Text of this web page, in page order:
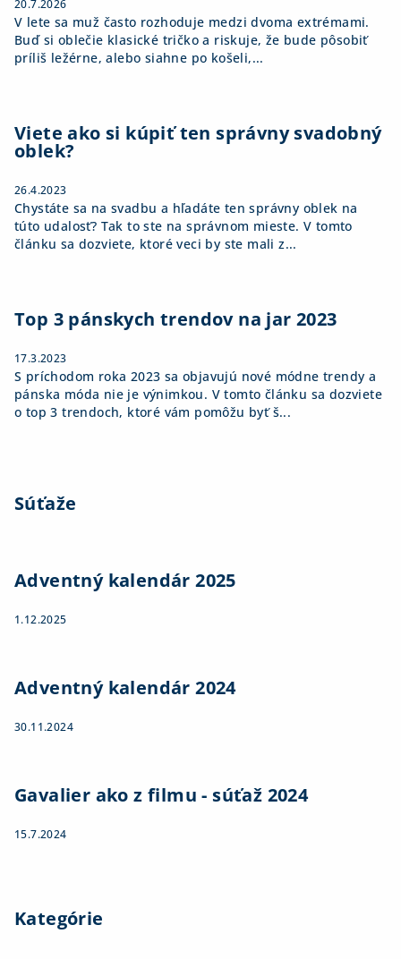
20.7.2026
V lete sa muž často rozhoduje medzi dvoma extrémami.
Buď si oblečie klasické tričko a riskuje, že bude pôsobiť
príliš ležérne, alebo siahne po košeli,...
Viete ako si kúpiť ten správny svadobný
oblek?
26.4.2023
Chystáte sa na svadbu a hľadáte ten správny oblek na
túto udalosť? Tak to ste na správnom mieste. V tomto
článku sa dozviete, ktoré veci by ste mali z...
Top 3 pánskych trendov na jar 2023
17.3.2023
S príchodom roka 2023 sa objavujú nové módne trendy a
pánska móda nie je výnimkou. V tomto článku sa dozviete
o top 3 trendoch, ktoré vám pomôžu byť š...
Súťaže
Adventný kalendár 2025
1.12.2025
Adventný kalendár 2024
30.11.2024
Gavalier ako z filmu - súťaž 2024
15.7.2024
Kategórie